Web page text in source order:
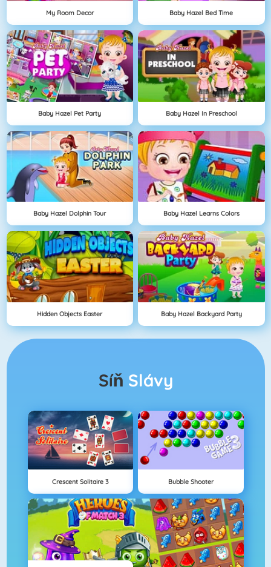
My Room Decor Baby Hazel Bed Time
Baby Hazel Pet Party Baby Hazel In Preschool
Baby Hazel Dolphin Tour Baby Hazel Learns Colors
Hidden Objects Easter Baby Hazel Backyard Party
Síň Slávy
Crescent Solitaire 3 Bubble Shooter